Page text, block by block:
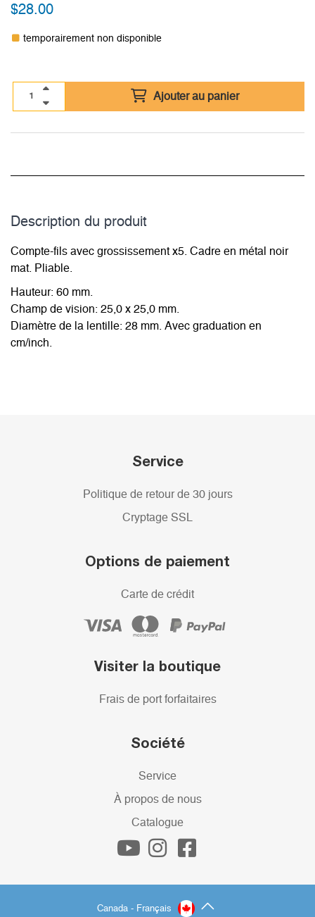
$28.00
temporairement non disponible
Ajouter au panier
Description du­ produit
Compte-fils avec grossissement x5. Cadre en métal noir
mat. Pliable.
Hauteur: 60 mm.
Champ de vision: 25,0 x 25,0 mm.
Diamètre de la lentille: 28 mm. Avec graduation en
cm/inch.
Service
Politique de retour de 30 jours
Cryptage SSL
Options de paiement
Carte de crédit
Visiter la boutique
Frais de port forfaitaires
Société
Service
À propos de nous
Catalogue
Canada - Français